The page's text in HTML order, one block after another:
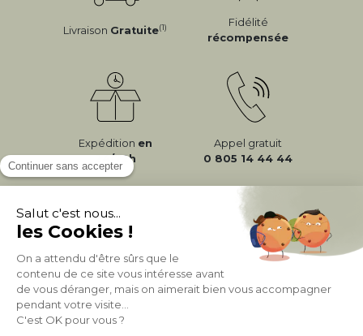
Livraison Gratuite(1)
Fidélité
récompensée
Expédition en
24/72h
Appel gratuit
0 805 14 44 44
À PROPOS DE MILIBOO
AIDE & CONTACT